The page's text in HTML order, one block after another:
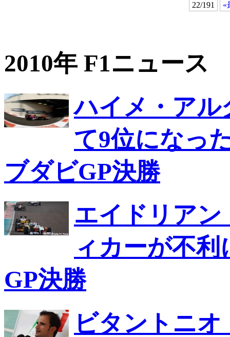
22/191 «
2010年 F1ニュース
ハイメ・アル
て9位になっ
ブダビGP決勝
エイドリア
ィカーが不
GP決勝
ビタントニ